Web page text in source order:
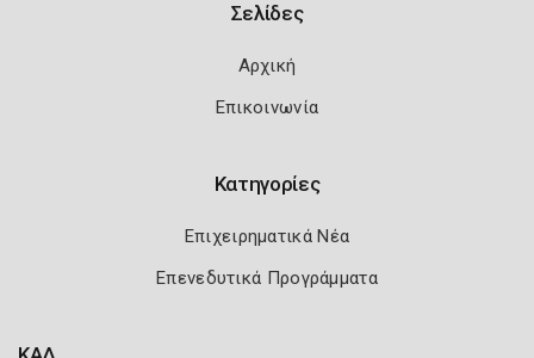
Σελίδες
Αρχική
Επικοινωνία
Κατηγορίες
Επιχειρηματικά Νέα
Επενεδυτικά Προγράμματα